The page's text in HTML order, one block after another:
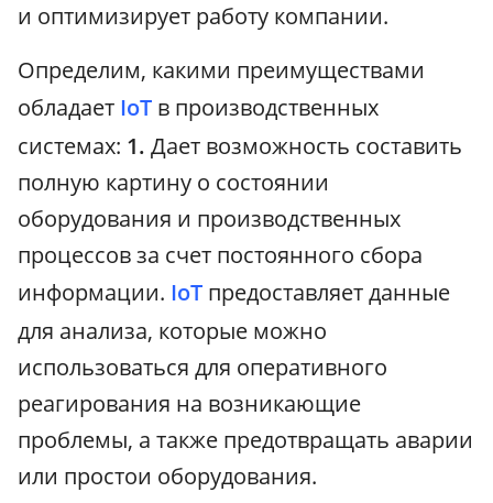
и оптимизирует работу компании.
Определим, какими преимуществами
обладает IoT в производственных
системах: 1. Дает возможность составить
полную картину о состоянии
оборудования и производственных
процессов за счет постоянного сбора
информации. IoT предоставляет данные
для анализа, которые можно
использоваться для оперативного
реагирования на возникающие
проблемы, а также предотвращать аварии
или простои оборудования.